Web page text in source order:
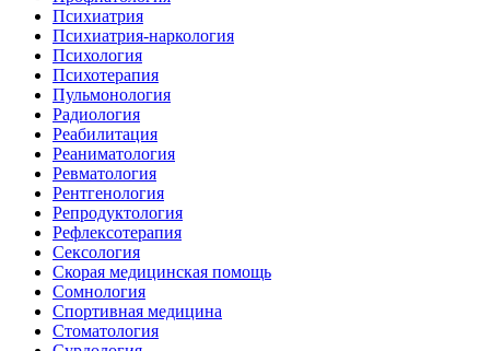
Психиатрия
Психиатрия-наркология
Психология
Психотерапия
Пульмонология
Радиология
Реабилитация
Реаниматология
Ревматология
Рентгенология
Репродуктология
Рефлексотерапия
Сексология
Скорая медицинская помощь
Сомнология
Спортивная медицина
Стоматология